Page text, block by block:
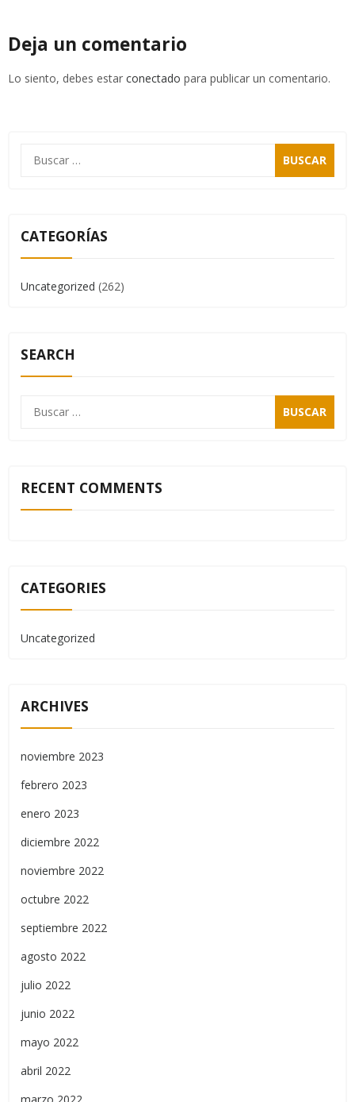
Deja un comentario
Lo siento, debes estar conectado para publicar un comentario.
CATEGORÍAS
Uncategorized (262)
SEARCH
RECENT COMMENTS
CATEGORIES
Uncategorized
ARCHIVES
noviembre 2023
febrero 2023
enero 2023
diciembre 2022
noviembre 2022
octubre 2022
septiembre 2022
agosto 2022
julio 2022
junio 2022
mayo 2022
abril 2022
marzo 2022